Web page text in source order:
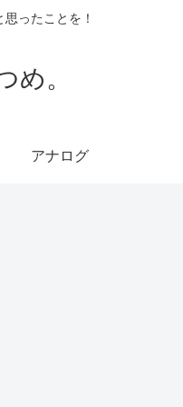
ったことを！
め。
アナログ